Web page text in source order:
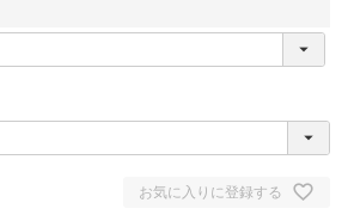
お気に入りに登録する